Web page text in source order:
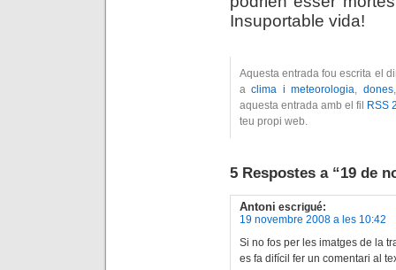
Insuportable vida!
Aquesta entrada fou escrita el
aclima i meteorologia, dones
aquesta entrada amb el fil
RSS
teu propi web.
5 Respostes a “19 de
Antoni escrigué:
19 novembre 2008 a les 10:42
Si no fos per les imatges de la
es fa difícil fer un comentari al